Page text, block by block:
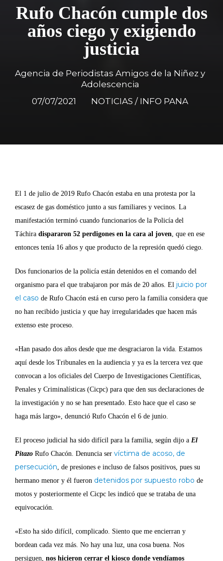
Rufo Chacón cumple dos
años ciego y exigiendo
justicia
Agencia de Periodistas Amigos de la Niñez y
Adolescencia
07/07/2021
NOTICIAS / INFO PANA
El 1 de julio de 2019 Rufo Chacón estaba en una protesta por la
escasez de gas doméstico junto a sus familiares y vecinos. La
manifestación terminó cuando funcionarios de la Policía del
Táchira dispararon 52 perdigones en la cara al joven , que en ese
entonces tenía 16 años y que producto de la represión quedó ciego.
Dos funcionarios de la policía están detenidos en el comando del
organismo para el que trabajaron por más de 20 años. El juicio por
el caso de Rufo Chacón está en curso pero la familia considera que
no han recibido justicia y que hay irregularidades que hacen más
extenso este proceso.
«Han pasado dos años desde que me desgraciaron la vida. Estamos
aquí desde los Tribunales en la audiencia y ya es la tercera vez que
convocan a los oficiales del Cuerpo de Investigaciones Científicas,
Penales y Criminalísticas (Cicpc) para que den sus declaraciones de
la investigación y no se han presentado. Esto hace que el caso se
haga más largo», denunció Rufo Chacón el 6 de junio.
El proceso judicial ha sido difícil para la familia, según dijo a El
Pitazo Rufo Chacón. Denuncia ser víctima de acoso, de
persecución , de presiones e incluso de falsos positivos, pues su
hermano menor y él fueron detenidos por supuesto robo de
motos y posteriormente el Cicpc les indicó que se trataba de una
equivocación.
«Esto ha sido difícil, complicado. Siento que me encierran y
bordean cada vez más. No hay una luz, una cosa buena. Nos
persiguen, nos hicieron cerrar el kiosco donde vendíamos